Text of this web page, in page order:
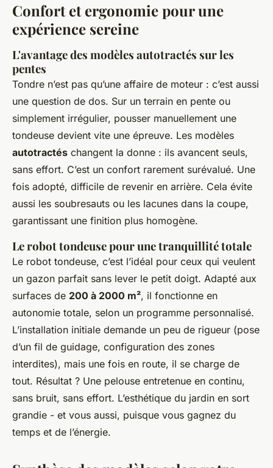
Confort et ergonomie pour une
expérience sereine
L'avantage des modèles autotractés sur les
pentes
Tondre n’est pas qu’une affaire de moteur : c’est aussi
une question de dos. Sur un terrain en pente ou
simplement irrégulier, pousser manuellement une
tondeuse devient vite une épreuve. Les modèles
autotractés changent la donne : ils avancent seuls,
sans effort. C’est un confort rarement surévalué. Une
fois adopté, difficile de revenir en arrière. Cela évite
aussi les soubresauts ou les lacunes dans la coupe,
garantissant une finition plus homogène.
Le robot tondeuse pour une tranquillité totale
Le robot tondeuse, c’est l’idéal pour ceux qui veulent
un gazon parfait sans lever le petit doigt. Adapté aux
surfaces de 200 à 2000 m², il fonctionne en
autonomie totale, selon un programme personnalisé.
L’installation initiale demande un peu de rigueur (pose
d’un fil de guidage, configuration des zones
interdites), mais une fois en route, il se charge de
tout. Résultat ? Une pelouse entretenue en continu,
sans bruit, sans effort. L’esthétique du jardin en sort
grandie - et vous aussi, puisque vous gagnez du
temps et de l’énergie.